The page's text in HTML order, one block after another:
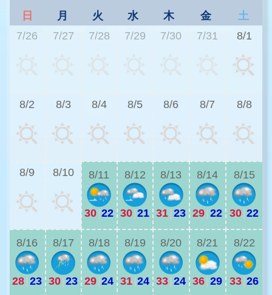
日 月 火 水 木 金
土
7/26
7/27 7/28 7/29 7/30 7/31 8/1
8/2 8/3 8/4 8/5 8/6 8/7 8/8
8/9 8/10 8/11
30 22
8/12
30 21
8/13
31 23
8/14
29 22
8/15
30 22
8/16
28 23
8/17
30 23
8/18
29 24
8/19
31 24
8/20
33 24
8/21
36 29
8/22
33 26